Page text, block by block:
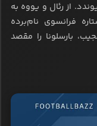
از رئال و یووه به
فرانسوی نام‌برده
بارسلونا را مقصد